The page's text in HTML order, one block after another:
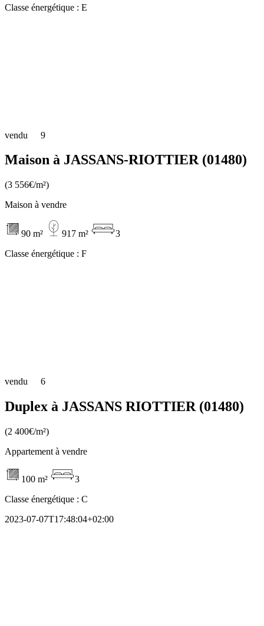
Classe énergétique : E
vendu 9
Maison à JASSANS-RIOTTIER (01480)
(3 556€/m²)
Maison à vendre
90 m² 917 m²
3
Classe énergétique : F
vendu 6
Duplex à JASSANS RIOTTIER (01480)
(2 400€/m²)
Appartement à vendre
100 m²
3
Classe énergétique : C
2023-07-07T17:48:04+02:00